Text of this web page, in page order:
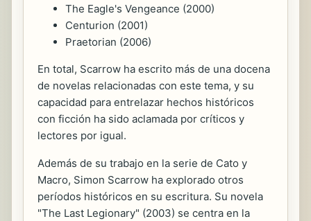
The Eagle's Vengeance (2000)
Centurion (2001)
Praetorian (2006)
En total, Scarrow ha escrito más de una docena
de novelas relacionadas con este tema, y su
capacidad para entrelazar hechos históricos
con ficción ha sido aclamada por críticos y
lectores por igual.
Además de su trabajo en la serie de Cato y
Macro, Simon Scarrow ha explorado otros
períodos históricos en su escritura. Su novela
"The Last Legionary" (2003) se centra en la